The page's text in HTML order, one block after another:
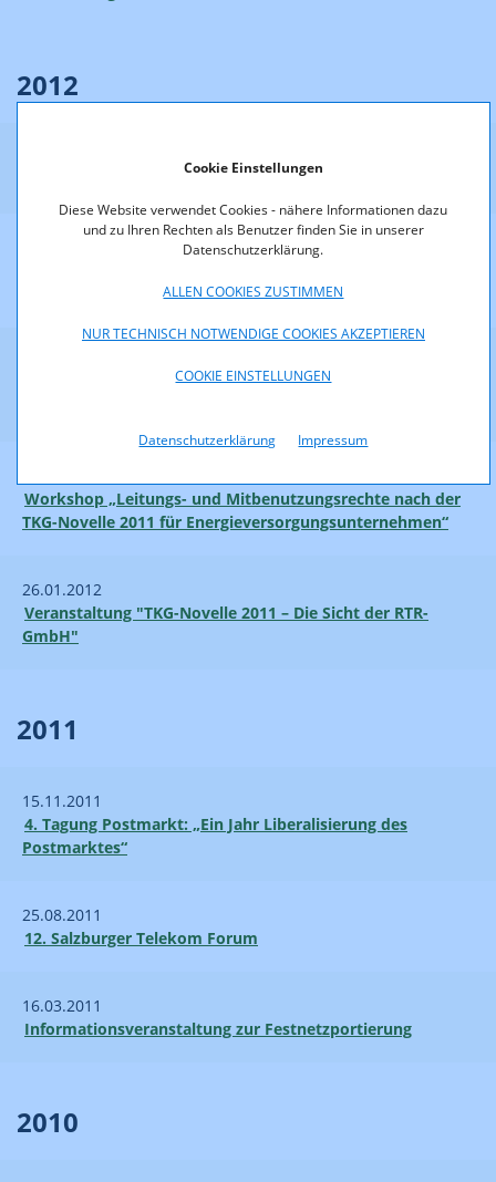
Cookie Einstellungen
Diese Website verwendet Cookies - nähere Informationen dazu
und zu Ihren Rechten als Benutzer finden Sie in unserer
Datenschutzerklärung.
ALLEN COOKIES ZUSTIMMEN
NUR TECHNISCH NOTWENDIGE COOKIES AKZEPTIEREN
COOKIE EINSTELLUNGEN
Datenschutzerklärung Impressum
2012
TKG-Novelle 2011 für Bundesdienststellen“
Workshop „Sicherheit und Integrität von Netzen und
Workshop „Leitungs- und Mitbenutzungsrechte nach der
TKG-Novelle 2011 für Energieversorgungsunternehmen“
26.01.2012
Veranstaltung "TKG-Novelle 2011 – Die Sicht der RTR-
GmbH"
2011
15.11.2011
4. Tagung Postmarkt: „Ein Jahr Liberalisierung des
Postmarktes“
25.08.2011
12. Salzburger Telekom Forum
16.03.2011
Informations­veranstaltung zur Festnetz­portierung
2010